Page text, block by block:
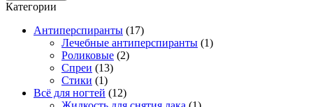
Категории
Антиперспиранты (17)
Лечебные антиперспиранты (1)
Роликовые (2)
Спреи (13)
Стики (1)
Всё для ногтей (12)